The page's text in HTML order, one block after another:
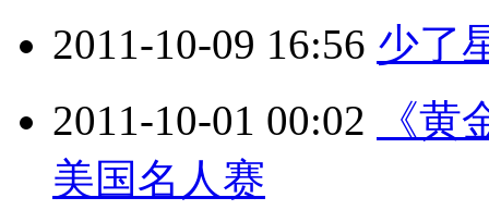
2011-10-09 16:56 少了
2011-10-01 00:02
《
美国名人赛